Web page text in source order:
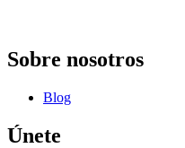
Sobre nosotros
Blog
Únete